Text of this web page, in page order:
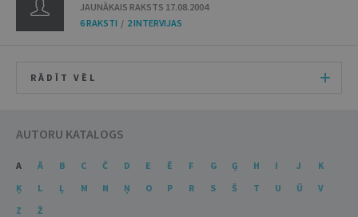
JAUNĀKAIS RAKSTS 17.08.2004
6 RAKSTI / 2 INTERVIJAS
RĀDĪT VĒL
AUTORU KATALOGS
A Ā B C Č D E Ē F G Ģ H I J
K
Ķ
L Ļ M N Ņ O P R S Š T U Ū
V
Z
Ž